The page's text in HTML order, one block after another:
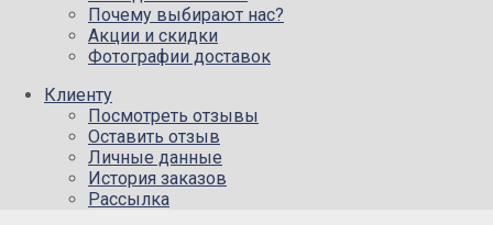
Почему выбирают нас?
Акции и скидки
Фотографии доставок
Клиенту
Посмотреть отзывы
Оставить отзыв
Личные данные
История заказов
Рассылка